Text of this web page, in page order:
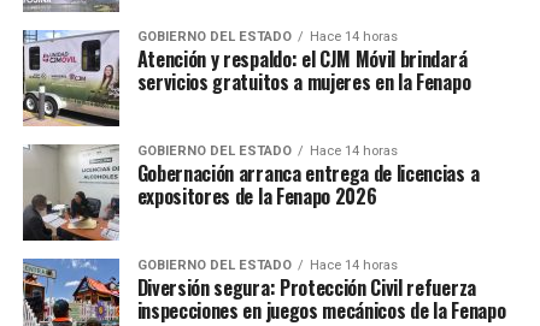
YA VIENE
Cumple el programa “El Lado Oscuro” 25 años al aire
NO TE PIERDAS
Inauguran el Coloquio Institucional Ecos 2019
GOBIERNO DEL ESTADO Hace 14 horas
Atención y respaldo: el CJM Móvil brindará
servicios gratuitos a mujeres en la Fenapo
GOBIERNO DEL ESTADO Hace 14 horas
Gobernación arranca entrega de licencias a
expositores de la Fenapo 2026
GOBIERNO DEL ESTADO Hace 14 horas
Diversión segura: Protección Civil refuerza
inspecciones en juegos mecánicos de la Fenapo